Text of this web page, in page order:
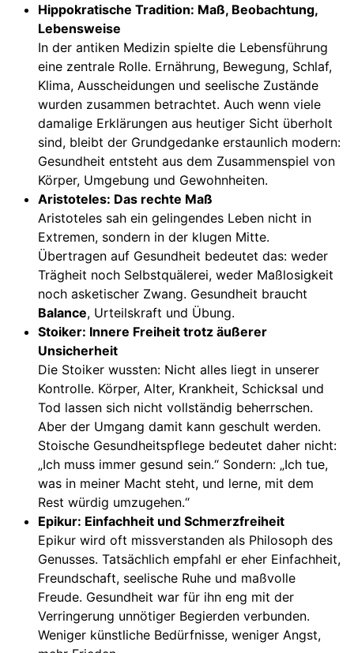
Hippokratische Tradition: Maß, Beobachtung,
Lebensweise
In der antiken Medizin spielte die Lebensführung
eine zentrale Rolle. Ernährung, Bewegung, Schlaf,
Klima, Ausscheidungen und seelische Zustände
wurden zusammen betrachtet. Auch wenn viele
damalige Erklärungen aus heutiger Sicht überholt
sind, bleibt der Grundgedanke erstaunlich modern:
Gesundheit entsteht aus dem Zusammenspiel von
Körper, Umgebung und Gewohnheiten.
Aristoteles: Das rechte Maß
Aristoteles sah ein gelingendes Leben nicht in
Extremen, sondern in der klugen Mitte.
Übertragen auf Gesundheit bedeutet das: weder
Trägheit noch Selbstquälerei, weder Maßlosigkeit
noch asketischer Zwang. Gesundheit braucht
Balance, Urteilskraft und Übung.
Stoiker: Innere Freiheit trotz äußerer
Unsicherheit
Die Stoiker wussten: Nicht alles liegt in unserer
Kontrolle. Körper, Alter, Krankheit, Schicksal und
Tod lassen sich nicht vollständig beherrschen.
Aber der Umgang damit kann geschult werden.
Stoische Gesundheitspflege bedeutet daher nicht:
„Ich muss immer gesund sein.“ Sondern: „Ich tue,
was in meiner Macht steht, und lerne, mit dem
Rest würdig umzugehen.“
Epikur: Einfachheit und Schmerzfreiheit
Epikur wird oft missverstanden als Philosoph des
Genusses. Tatsächlich empfahl er eher Einfachheit,
Freundschaft, seelische Ruhe und maßvolle
Freude. Gesundheit war für ihn eng mit der
Verringerung unnötiger Begierden verbunden.
Weniger künstliche Bedürfnisse, weniger Angst,